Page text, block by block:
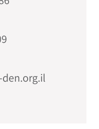
den.org.il